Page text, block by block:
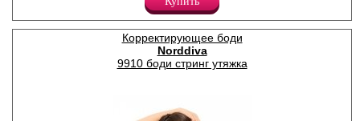
бретели.
Лайкра 18%
Полиамид 82%
Корректирующее боди
Norddiva
9910 боди стринг утяжка